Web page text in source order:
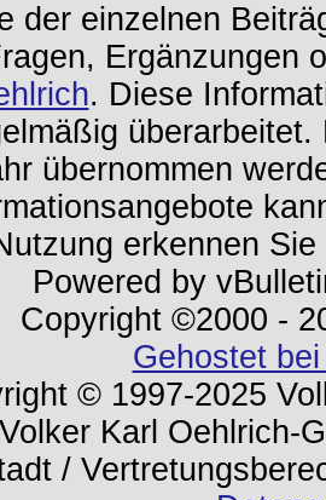
der einzelnen
Ergänzungen
. Diese
übernommen
erkennen
Powered by
Copyright ©2000 -
Gehostet
© 1997-2025
Volker Karl Oehlrich-
/